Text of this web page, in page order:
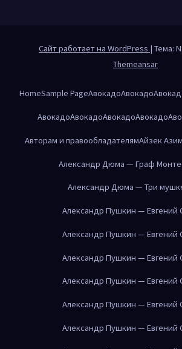
Сайт работает на WordPress | Тема:
Themeansar
HomeSample PageАвокадоАвокадо
АвокадоАвокадоАвокадоАвокадо
Авторам и правообладателямАйзек
Александр Дюма — Граф
Александр Дюма — Три
Александр Пушкин — Евгений
Александр Пушкин — Евгений
Александр Пушкин — Евгений
Александр Пушкин — Евгений
Александр Пушкин — Евгений
Александр Пушкин — Евгений